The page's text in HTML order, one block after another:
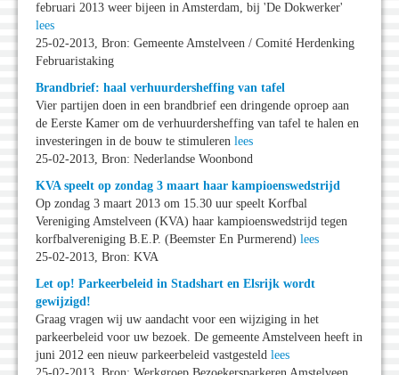
februari 2013 weer bijeen in Amsterdam, bij 'De Dokwerker'
lees
25-02-2013, Bron: Gemeente Amstelveen / Comité Herdenking
Februaristaking
Brandbrief: haal verhuurdersheffing van tafel
Vier partijen doen in een brandbrief een dringende oproep aan
de Eerste Kamer om de verhuurdersheffing van tafel te halen en
investeringen in de bouw te stimuleren lees
25-02-2013, Bron: Nederlandse Woonbond
KVA speelt op zondag 3 maart haar kampioenswedstrijd
Op zondag 3 maart 2013 om 15.30 uur speelt Korfbal
Vereniging Amstelveen (KVA) haar kampioenswedstrijd tegen
korfbalvereniging B.E.P. (Beemster En Purmerend) lees
25-02-2013, Bron: KVA
Let op! Parkeerbeleid in Stadshart en Elsrijk wordt
gewijzigd!
Graag vragen wij uw aandacht voor een wijziging in het
parkeerbeleid voor uw bezoek. De gemeente Amstelveen heeft in
juni 2012 een nieuw parkeerbeleid vastgesteld lees